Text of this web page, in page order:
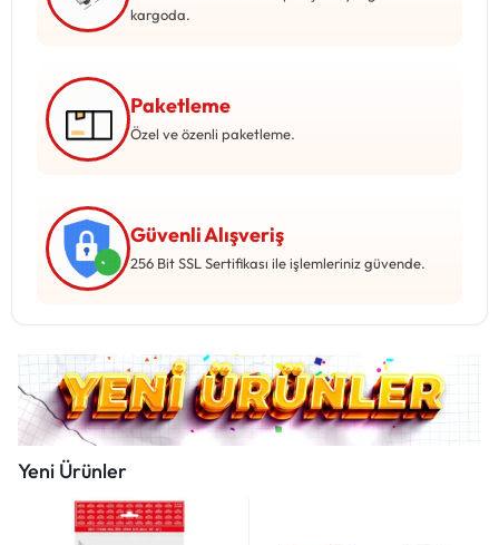
kargoda.
Paketleme
Özel ve özenli paketleme.
Güvenli Alışveriş
256 Bit SSL Sertifikası ile işlemleriniz güvende.
Yeni Ürünler